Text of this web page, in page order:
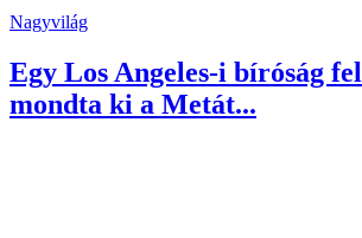
Nagyvilág
Egy Los Angeles-i bíróság
mondta ki a Metát...